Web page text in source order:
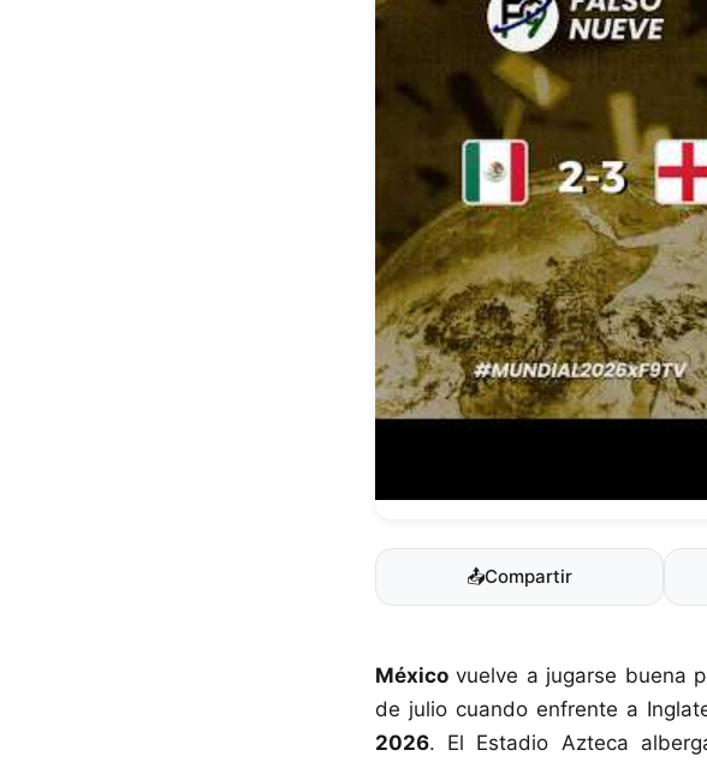
📤Compartir
México vuelve a jugarse buena
de julio cuando enfrente a
2026. El Estadio Azteca